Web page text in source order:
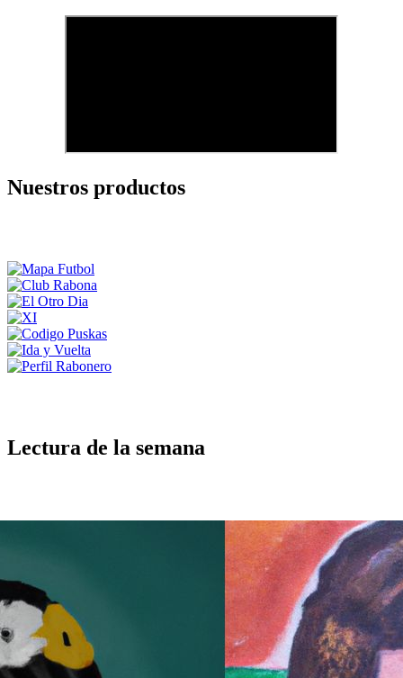
Nuestros productos
Lectura de la semana